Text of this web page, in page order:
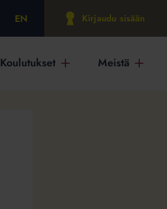
EN Kirjaudu sisään
Koulutukset Meistä